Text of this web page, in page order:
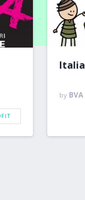
by BVA